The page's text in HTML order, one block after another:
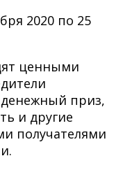
2020 по 25
ценными
приз,
и другие
получателями